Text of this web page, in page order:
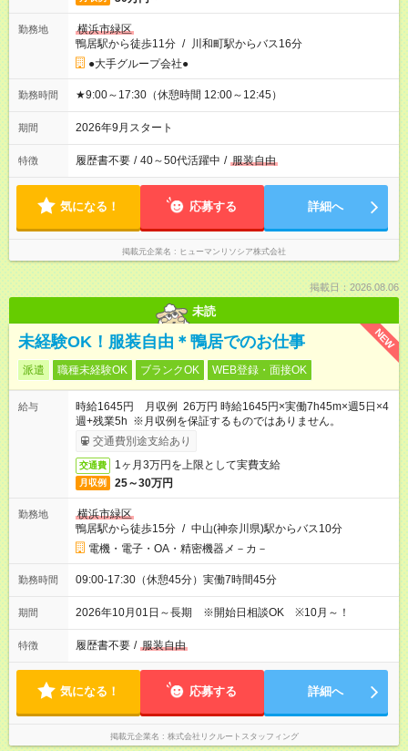
勤務地
横浜市緑区
鴨居駅から徒歩11分 / 川和町駅からバス16分
●大手グループ会社●
勤務時間 ★9:00～17:30（休憩時間 12:00～12:45）
期間 2026年9月スタート
特徴 履歴書不要 / 40～50代活躍中 / 服装自由
気になる！ 応募する 詳細へ
掲載元企業名 ヒューマンリソシア株式会社
掲載日：2026.08.06
未読
NEW
未経験OK！服装自由＊鴨居でのお仕事
派遣 職種未経験OK ブランクOK WEB登録・面接OK
給与
時給1645円 月収例 26万円 時給1645円×実働7h45m×週5日×4
週+残業5h ※月収例を保証するものではありません。
交通費別途支給あり
交通費 1ヶ月3万円を上限として実費支給
月収例 25～30万円
勤務地
横浜市緑区
鴨居駅から徒歩15分 / 中山(神奈川県)駅からバス10分
電機・電子・OA・精密機器メ－カ－
勤務時間 09:00-17:30（休憩45分）実働7時間45分
期間 2026年10月01日～長期 ※開始日相談OK ※10月～！
特徴 履歴書不要 / 服装自由
気になる！ 応募する 詳細へ
掲載元企業名 株式会社リクルートスタッフィング